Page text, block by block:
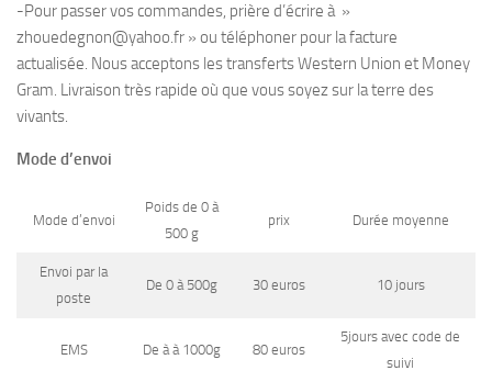
-Pour passer vos commandes, prière d’écrire à »
zhouedegnon@yahoo.fr » ou téléphoner pour la facture
actualisée. Nous acceptons les transferts Western Union et Money
Gram. Livraison très rapide où que vous soyez sur la terre des
vivants.
Mode d’envoi
Mode d’envoi
Poids de 0 à
500 g
prix Durée moyenne
Envoi par la
poste
De 0 à 500g 30 euros 10 jours
EMS De à à 1000g 80 euros
5jours avec code de
suivi